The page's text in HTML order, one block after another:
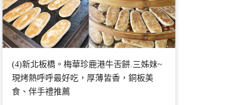
(4)新北板橋。梅華珍鹿港牛舌餅.三姊妹~
現烤熱呼呼最好吃，厚薄皆香，銅板美
食、伴手禮推薦